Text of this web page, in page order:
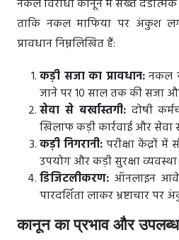
नकल विरोधी कानून में सख्त दंडात्मक
ताकि नकल माफिया पर अंकुश
प्रावधान निम्नलिखित हैं:
कड़ी सजा का प्रावधान:नकल
जाने पर 10 साल तक की सजा और
सेवा से बर्खास्तगी:दोषी
खिलाफ कड़ी कार्रवाई और सेवा
कड़ी निगरानी:परीक्षा केंद्रों में
उपयोग और कड़ी सुरक्षा व्यवस्था।
डिजिटलीकरण: ऑनलाइन
पारदर्शिता लाकर भ्रष्टाचार पर
कानून का प्रभाव और उपलब्ध